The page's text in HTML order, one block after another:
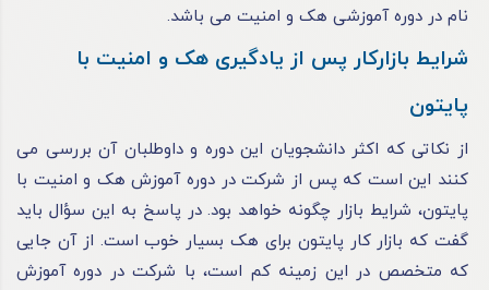
نام در دوره آموزشی هک و امنیت می باشد.
شرایط بازارکار پس‌ از یادگیری هک و امنیت با
پایتون
از نکاتی که اکثر دانشجویان این دوره و داوطلبان آن بررسی می‌
کنند این است که پس ‌از شرکت در دوره آموزش هک و امنیت با
پایتون، شرایط بازار چگونه خواهد بود. در پاسخ به این سؤال باید
گفت که بازار کار پایتون برای هک بسیار خوب است. از آن ‌جایی‌
که متخصص در این زمینه کم است، با شرکت در دوره آموزش